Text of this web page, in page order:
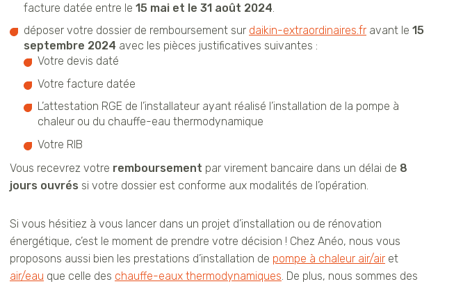
facture datée entre le 15 mai et le 31 août 2024
déposer votre dossier de remboursement sur daikin-extraordinaires.fr avant le 15
septembre 2024 avec les pièces justificatives suivantes :
Votre devis daté
Votre facture datée
L’attestation RGE de l’installateur ayant réalisé l’installation de la pompe à
chaleur ou du chauffe-eau thermodynamique
Votre RIB
Vous recevrez votre remboursement par virement bancaire dans un délai de 8
jours ouvrés si votre dossier est conforme aux modalités de l’opération.
Si vous hésitiez à vous lancer dans un projet d’installation ou de rénovation
énergétique, c’est le moment de prendre votre décision ! Chez Anéo, nous vous
proposons aussi bien les prestations d’installation de pompe à chaleur air/air et
air/eau que celle des chauffe-eaux thermodynamiques. De plus, nous sommes des